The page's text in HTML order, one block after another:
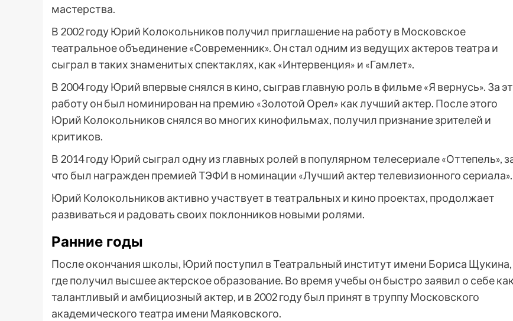
мастерства.
В 2002 году Юрий Колокольников получил приглашение на работу в Московское
театральное объединение «Современник». Он стал одним из ведущих актеров театра и
сыграл в таких знаменитых спектаклях, как «Интервенция» и «Гамлет».
В 2004 году Юрий впервые снялся в кино, сыграв главную роль в фильме «Я вернусь». За
работу он был номинирован на премию «Золотой Орел» как лучший актер. После этого
Юрий Колокольников снялся во многих кинофильмах, получил признание зрителей и
критиков.
В 2014 году Юрий сыграл одну из главных ролей в популярном телесериале «Оттепель»,
что был награжден премией ТЭФИ в номинации «Лучший актер телевизионного сериала».
Юрий Колокольников активно участвует в театральных и кино проектах, продолжает
развиваться и радовать своих поклонников новыми ролями.
Ранние годы
После окончания школы, Юрий поступил в Театральный институт имени Бориса Щукина,
где получил высшее актерское образование. Во время учебы он быстро заявил о себе как
талантливый и амбициозный актер, и в 2002 году был принят в труппу Московского
академического театра имени Маяковского.